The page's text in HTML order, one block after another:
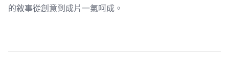
的敘事從創意到成片一氣呵成。